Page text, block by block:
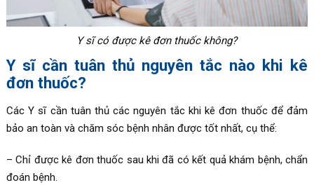
Y sĩ có được kê đơn thuốc không?
Y sĩ cần tuân thủ nguyên tắc nào khi kê
đơn thuốc?
Các Y sĩ cần tuân thủ các nguyên tắc khi kê đơn thuốc để đảm
bảo an toàn và chăm sóc bệnh nhân được tốt nhất, cụ thể:
– Chỉ được kê đơn thuốc sau khi đã có kết quả khám bệnh, chẩn
đoán bệnh.